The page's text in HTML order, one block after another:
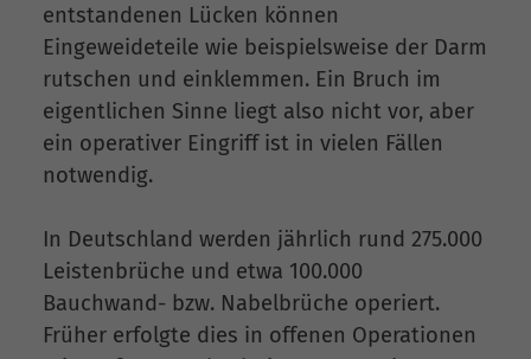
entstandenen Lücken können
Eingeweideteile wie beispielsweise der Darm
rutschen und einklemmen. Ein Bruch im
eigentlichen Sinne liegt also nicht vor, aber
ein operativer Eingriff ist in vielen Fällen
notwendig.
In Deutschland werden jährlich rund 275.000
Leistenbrüche und etwa 100.000
Bauchwand- bzw. Nabelbrüche operiert.
Früher erfolgte dies in offenen Operationen